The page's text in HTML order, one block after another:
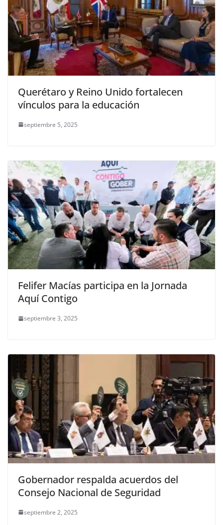
Querétaro y Reino Unido fortalecen
vínculos para la educación
septiembre 5, 2025
Felifer Macías participa en la Jornada
Aquí Contigo
septiembre 3, 2025
Gobernador respalda acuerdos del
Consejo Nacional de Seguridad
septiembre 2, 2025